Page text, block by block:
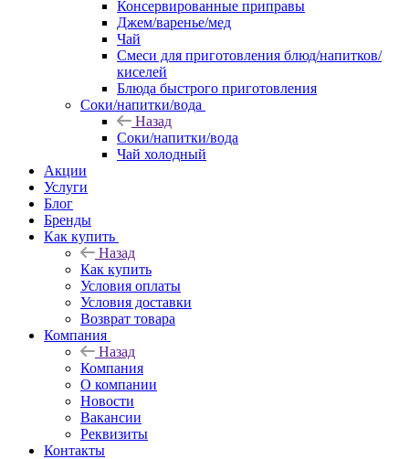
Консервированные приправы
Джем/варенье/мед
Чай
Смеси для приготовления блюд/напитков/
киселей
Блюда быстрого приготовления
Соки/напитки/вода
Назад
Соки/напитки/вода
Чай холодный
Акции
Услуги
Блог
Бренды
Как купить
Назад
Как купить
Условия оплаты
Условия доставки
Возврат товара
Компания
Назад
Компания
О компании
Новости
Вакансии
Реквизиты
Контакты